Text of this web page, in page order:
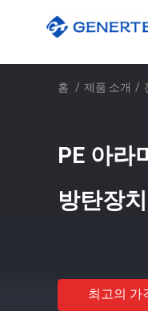
홈 / 제품 소개 /
PE 아라
방탄장
최고의 가